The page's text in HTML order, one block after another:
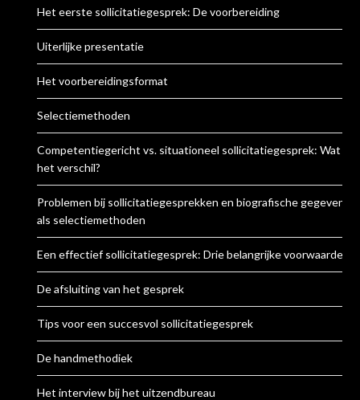
Het eerste sollicitatiegesprek: De voorbereiding
Uiterlijke presentatie
Het voorbereidingsformat
Selectiemethoden
Competentiegericht vs. situationeel sollicitatiegesprek: Wat is
het verschil?
Problemen bij sollicitatiegesprekken en biografische gegevens
als selectiemethoden
Een effectief sollicitatiegesprek: Drie belangrijke voorwaarden
De afsluiting van het gesprek
Tips voor een succesvol sollicitatiegesprek
De handmethodiek
Het interview bij het uitzendbureau